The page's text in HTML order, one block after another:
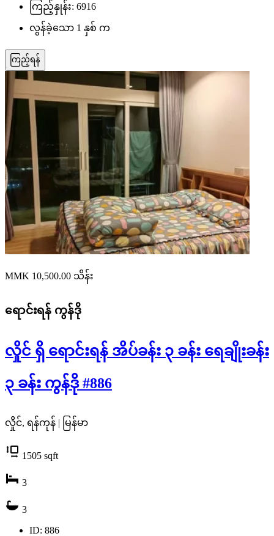
ကြည့်နှုန်း: 6916
လွန်ခဲ့သော 1 နှစ် က
ကြည့်ရန်
MMK 10,500.00 သိန်း
ရောင်းရန် ကွန်ဒို
လှိုင် ရှိ ရောင်းရန် အိပ်ခန်း ၃ ခန်း ရေချိုးခန်း
၃ ခန်း ကွန်ဒို #886
လှိုင်, ရန်ကုန် | မြန်မာ
1505 sqft
3
3
ID: 886